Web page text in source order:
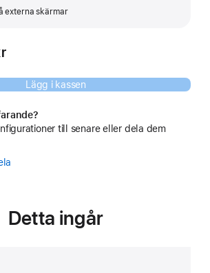
externa skärmar
Lägg i kassen
till senare eller dela dem
Detta ingår